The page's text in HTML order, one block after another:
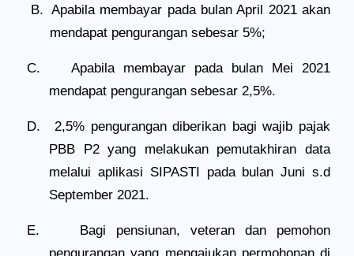
B. Apabila membayar pada bulan April 2021 akan
mendapat pengurangan sebesar 5%;
C.
Apabila membayar pada bulan Mei 2021
mendapat pengurangan sebesar 2,5%.
D.
2,5% pengurangan diberikan bagi wajib pajak
PBB P2 yang melakukan pemutakhiran data
melalui aplikasi SIPASTI pada bulan Juni s.d
September 2021.
E.
Bagi pensiunan, veteran dan pemohon
pengurangan yang mengajukan permohonan di